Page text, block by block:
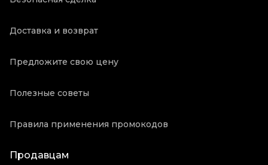
Доставка и возврат
Предложите свою цену
Полезные советы
Правила применения промокодов
Продавцам